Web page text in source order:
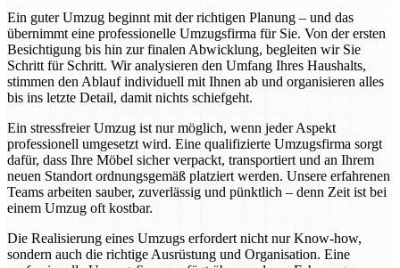
Ein guter Umzug beginnt mit der richtigen Planung – und das
übernimmt eine professionelle Umzugsfirma für Sie. Von der ersten
Besichtigung bis hin zur finalen Abwicklung, begleiten wir Sie
Schritt für Schritt. Wir analysieren den Umfang Ihres Haushalts,
stimmen den Ablauf individuell mit Ihnen ab und organisieren alles
bis ins letzte Detail, damit nichts schiefgeht.
Ein stressfreier Umzug ist nur möglich, wenn jeder Aspekt
professionell umgesetzt wird. Eine qualifizierte Umzugsfirma sorgt
dafür, dass Ihre Möbel sicher verpackt, transportiert und an Ihrem
neuen Standort ordnungsgemäß platziert werden. Unsere erfahrenen
Teams arbeiten sauber, zuverlässig und pünktlich – denn Zeit ist bei
einem Umzug oft kostbar.
Die Realisierung eines Umzugs erfordert nicht nur Know-how,
sondern auch die richtige Ausrüstung und Organisation. Eine